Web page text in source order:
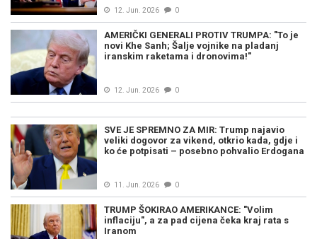
12. Jun. 2026 0
AMERIČKI GENERALI PROTIV TRUMPA: "To je
novi Khe Sanh; Šalje vojnike na pladanj
iranskim raketama i dronovima!"
12. Jun. 2026 0
SVE JE SPREMNO ZA MIR: Trump najavio
veliki dogovor za vikend, otkrio kada, gdje i
ko će potpisati – posebno pohvalio Erdogana
11. Jun. 2026 0
TRUMP ŠOKIRAO AMERIKANCE: "Volim
inflaciju", a za pad cijena čeka kraj rata s
Iranom